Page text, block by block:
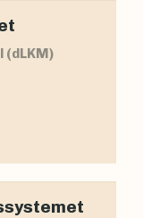
(dLKM)